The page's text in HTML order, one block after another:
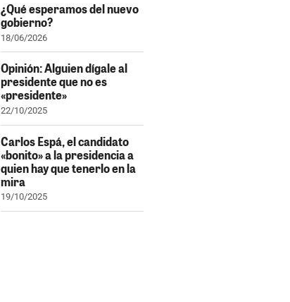
¿Qué esperamos del nuevo
gobierno?
18/06/2026
Opinión: Alguien dígale al
presidente que no es
«presidente»
22/10/2025
Carlos Espá, el candidato
«bonito» a la presidencia a
quien hay que tenerlo en la
mira
19/10/2025